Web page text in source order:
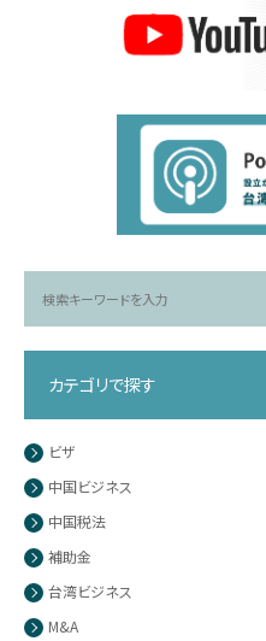
カテゴリで探す
ビザ
中国ビジネス
中国税法
補助金
台湾ビジネス
M&A